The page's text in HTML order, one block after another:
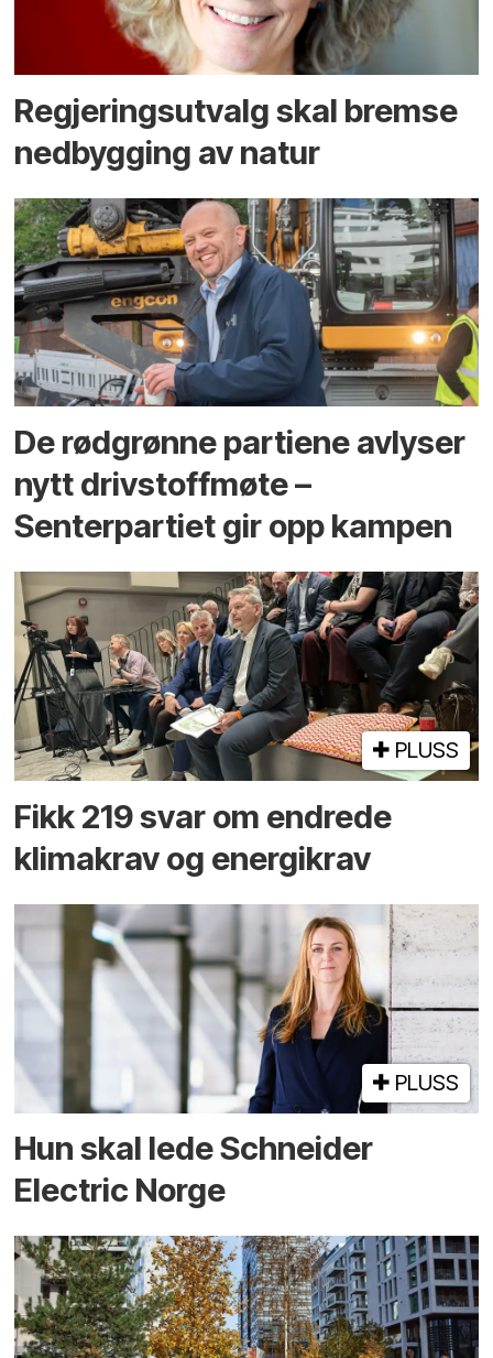
Regjerings­utvalg skal bremse
ned­bygging av natur
De rødgrønne partiene avlyser
nytt drivstoffmøte –
Senterpartiet gir opp kampen
PLUSS
Fikk 219 svar om endrede
klimakrav og energikrav
PLUSS
Hun skal lede Schneider
Electric Norge